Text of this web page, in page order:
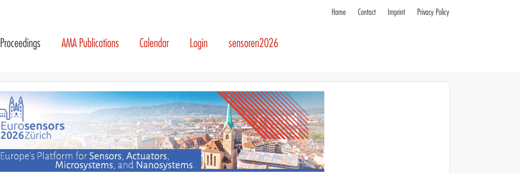
Home Contact Imprint Privacy Policy
Proceedings AMA Publications Calendar Login sensoren2026